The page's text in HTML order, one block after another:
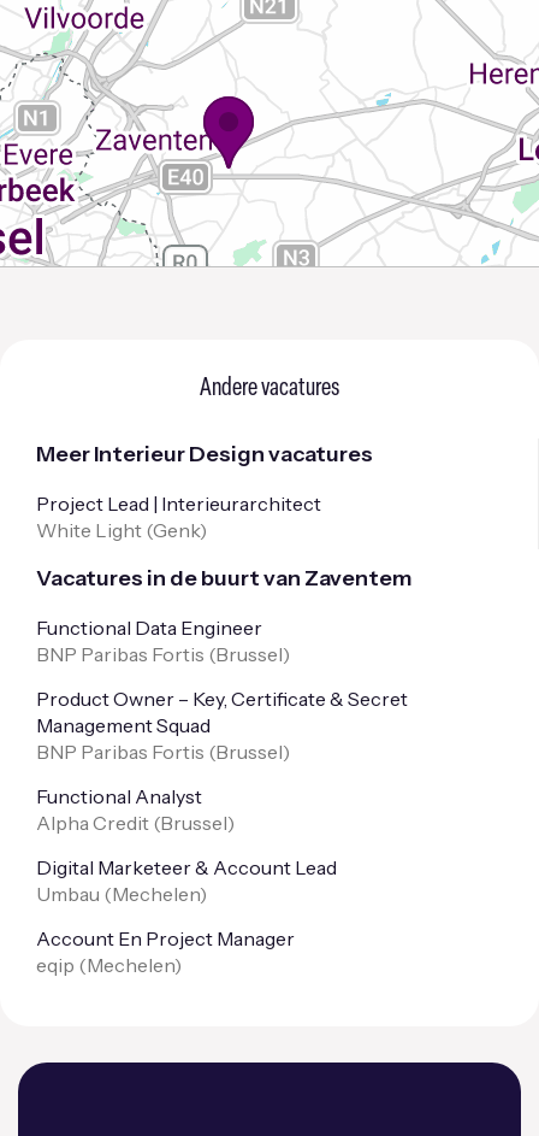
Andere vacatures
Meer Interieur Design vacatures
Project Lead | Interieurarchitect
White Light (Genk)
Vacatures in de buurt van Zaventem
Functional Data Engineer
BNP Paribas Fortis (Brussel)
Product Owner – Key, Certificate & Secret
Management Squad
BNP Paribas Fortis (Brussel)
Functional Analyst
Alpha Credit (Brussel)
Digital Marketeer & Account Lead
Umbau (Mechelen)
Account En Project Manager
eqip (Mechelen)